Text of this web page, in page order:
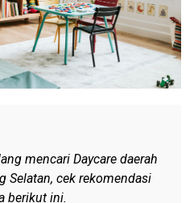
mencari Daycare daerah
Selatan, cek rekomendasi
berikut ini.